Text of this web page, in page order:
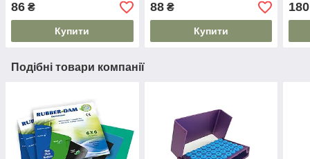
86 ₴
Купити
88₴
Купити
180
Подібні товари компанії